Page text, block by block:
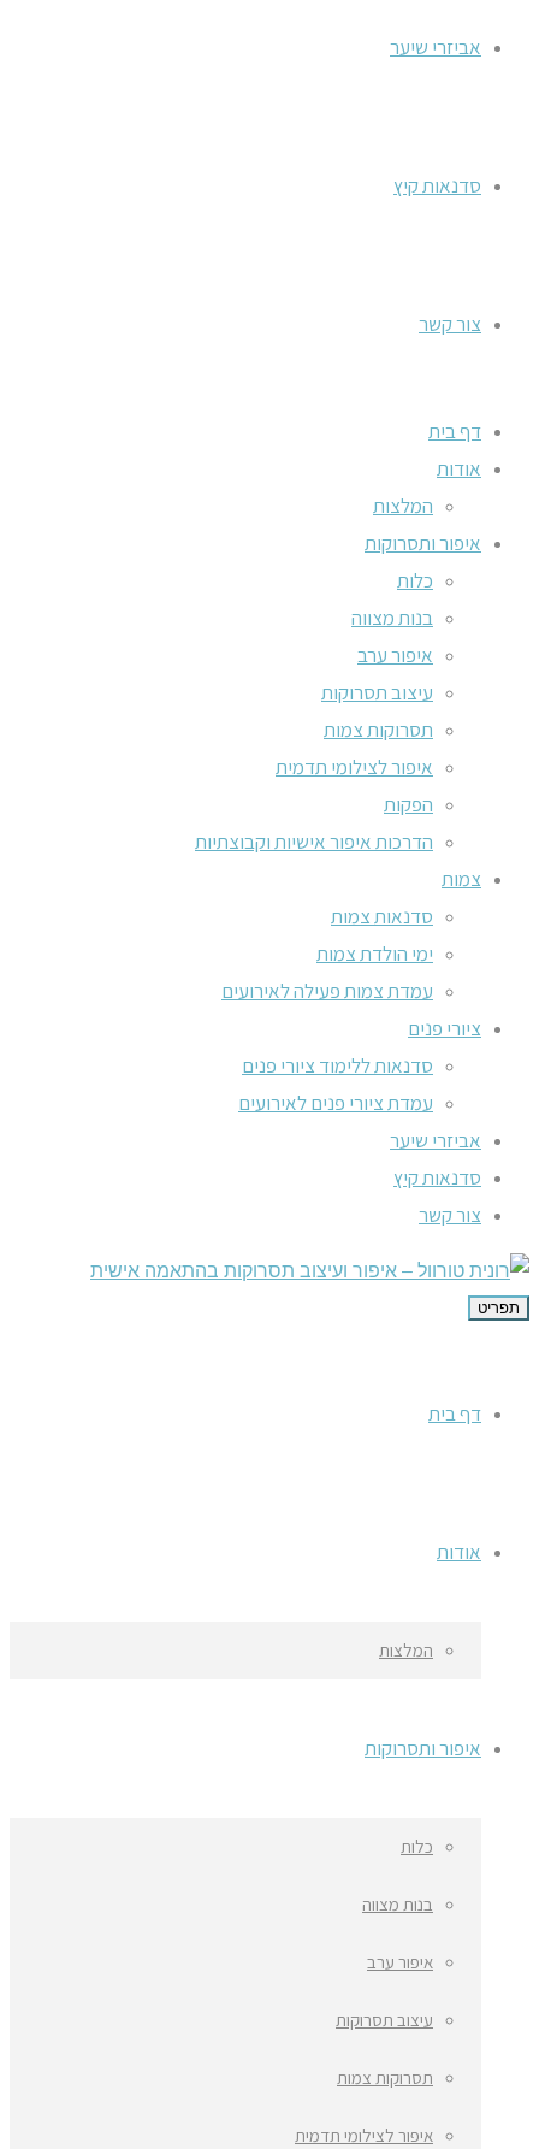
אביזרי שיער
סדנאות קיץ
צור קשר
דף בית
אודות
המלצות
איפור ותסרוקות
כלות
בנות מצווה
איפור ערב
עיצוב תסרוקות
תסרוקות צמות
איפור לצילומי תדמית
הפקות
הדרכות איפור אישיות וקבוצתיות
צמות
סדנאות צמות
ימי הולדת צמות
עמדת צמות פעילה לאירועים
ציורי פנים
סדנאות ללימוד ציורי פנים
עמדת ציורי פנים לאירועים
אביזרי שיער
סדנאות קיץ
צור קשר
תפריט
דף בית
אודות
המלצות
איפור ותסרוקות
כלות
בנות מצווה
איפור ערב
עיצוב תסרוקות
תסרוקות צמות
איפור לצילומי תדמית